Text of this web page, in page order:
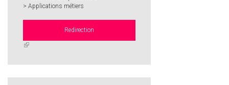
> Applications métiers
Redirection
(link